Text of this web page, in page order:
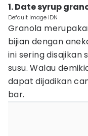
1. Date syrup
Default Image IDN
Granola
bijian dengan
ini sering disajikan
susu. Walau
dapat dijadikan
bar.